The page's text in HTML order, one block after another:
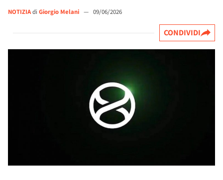
NOTIZIAdi Giorgio Melani — 09/06/2026
CONDIVIDI